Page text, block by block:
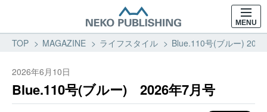
MENU
TOP MAGAZINE ライフスタイル Blue.110号(ブルー)
2026年6月10日
Blue.110号(ブルー) 2026年7月号